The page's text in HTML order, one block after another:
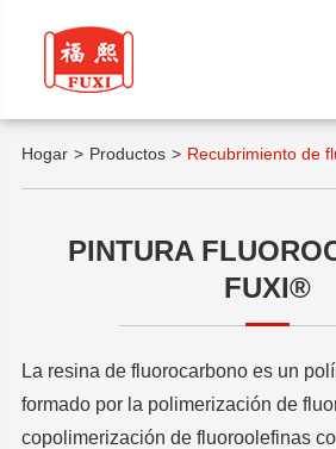
Hogar Productos Recubrimiento de
PINTURA
FUXI®
La resina de fluorocarbono es un
formado por la polimerización de
copolimerización de fluoroolefinas